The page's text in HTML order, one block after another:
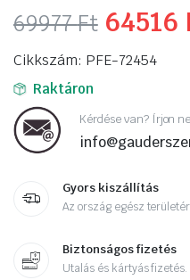
69977Ft
price
69977
64516
Cikkszám: PFE-72454
Raktáron
Kérdése van? Írjon
Gyors kiszállítás
Az ország egész
Biztonságos fizetés
Utalás és kártyás fizetés.